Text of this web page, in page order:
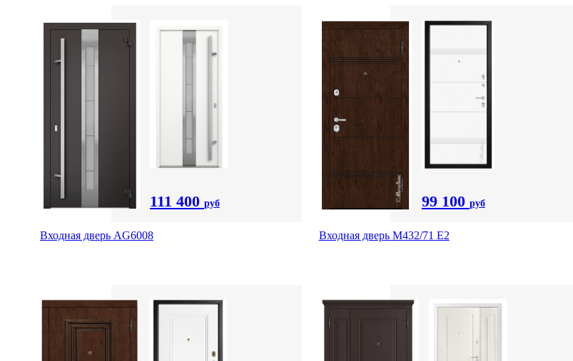
111 400 руб
Входная дверь AG6008
99 100 руб
Входная дверь М432/71 Е2